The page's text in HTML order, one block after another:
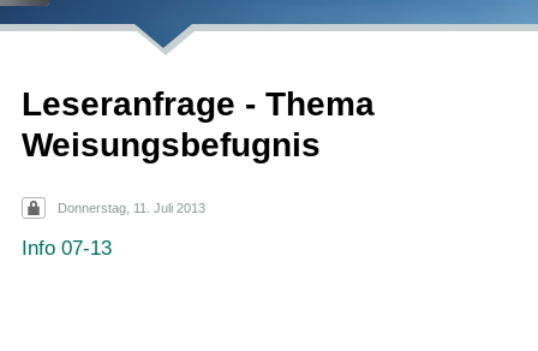
Leseranfrage - Thema
Weisungsbefugnis
Donnerstag, 11. Juli 2013
Info 07-13